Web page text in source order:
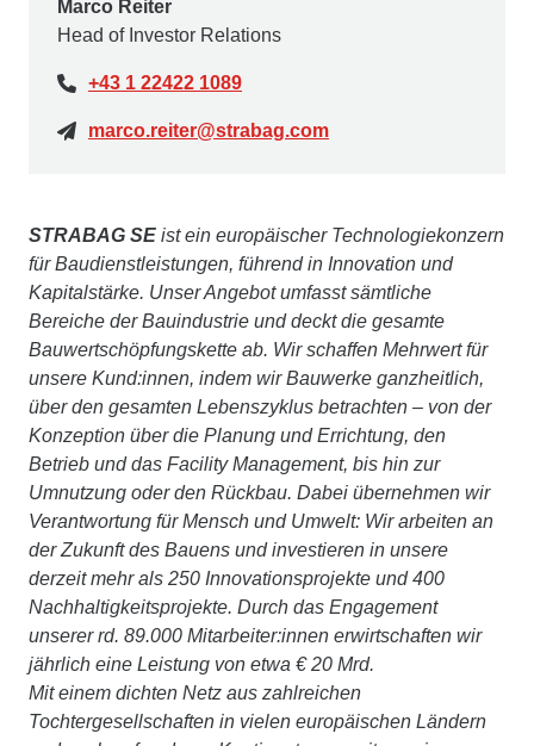
Marco Reiter
Head of Investor Relations
+43 1 22422 1089
marco.reiter@strabag.com
STRABAG SE ist ein europäischer Technologiekonzern
für Baudienstleistungen, führend in Innovation und
Kapitalstärke. Unser Angebot umfasst sämtliche
Bereiche der Bauindustrie und deckt die gesamte
Bauwertschöpfungskette ab. Wir schaffen Mehrwert für
unsere Kund:innen, indem wir Bauwerke ganzheitlich,
über den gesamten Lebenszyklus betrachten – von der
Konzeption über die Planung und Errichtung, den
Betrieb und das Facility Management, bis hin zur
Umnutzung oder den Rückbau. Dabei übernehmen wir
Verantwortung für Mensch und Umwelt: Wir arbeiten an
der Zukunft des Bauens und investieren in unsere
derzeit mehr als 250 Innovationsprojekte und 400
Nachhaltigkeitsprojekte. Durch das Engagement
unserer rd. 89.000 Mitarbeiter:innen erwirtschaften wir
jährlich eine Leistung von etwa € 20 Mrd.
Mit einem dichten Netz aus zahlreichen
Tochtergesellschaften in vielen europäischen Ländern